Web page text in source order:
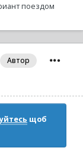
поездом
Автор
щоб